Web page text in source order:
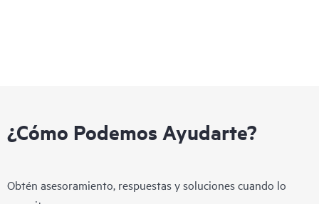
¿Cómo Podemos Ayudarte?
Obtén asesoramiento, respuestas y soluciones cuando lo